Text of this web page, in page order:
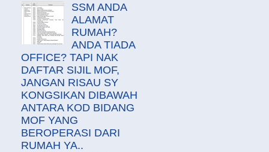
SSM ANDA
ALAMAT
RUMAH?
ANDA TIADA
OFFICE? TAPI NAK
DAFTAR SIJIL MOF,
JANGAN RISAU SY
KONGSIKAN DIBAWAH
ANTARA KOD BIDANG
MOF YANG
BEROPERASI DARI
RUMAH YA..